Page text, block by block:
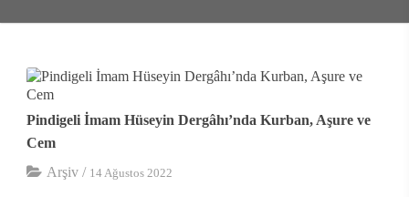
Pindigeli İmam Hüseyin Dergâhı’nda Kurban, Aşure ve
Cem
Arşiv / 14 Ağustos 2022